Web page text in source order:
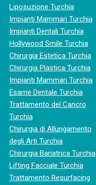
Liposuzione Turchia
Impianti Mammari Turchia
Impianti Dentali Turchia
Hollywood Smile Turchia
Chirurgia Estetica Turchia
Chirurgia Plastica Turchia
Impianti Mammari Turchia
Esame Dentale Turchia
Trattamento del Cancro
Turchia
Chirurgia di Allungamento
degli Arti Turchia
Chirurgia Bariatrica Turchia
Lifting Facciale Turchia
Trattamento Resurfacing